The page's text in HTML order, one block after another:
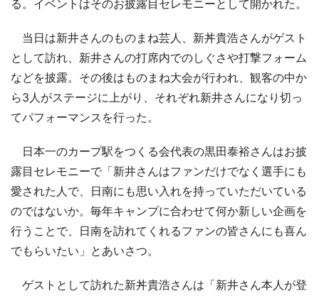
る。イベントはそのお披露目セレモニーとして開かれた。
当日は新井さんのものまね芸人、新丼貴浩さんがゲスト
として訪れ、新井さんの打席内でのしぐさや打撃フォーム
などを披露。その後はものまね大会が行われ、観客の中か
ら3人がステージに上がり、それぞれ新井さんになり切っ
てパフォーマンスを行った。
日本一のカープ駅をつくる会代表の黒田泰裕さんはお披
露目セレモニーで「新井さんはファンだけでなく選手にも
愛された人で、日南にも思い入れを持っていただいている
のではないか。毎年キャンプに合わせて何か新しい企画を
行うことで、日南を訪れてくれるファンの皆さんにも喜ん
でもらいたい」とあいさつ。
ゲストとして訪れた新丼貴浩さんは「新井さん本人が登